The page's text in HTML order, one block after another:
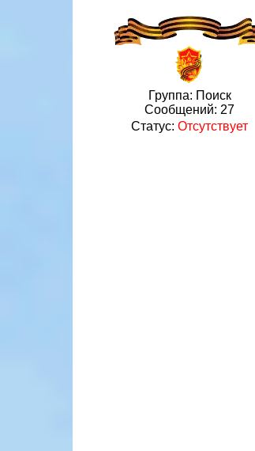
Группа: Поиск
Сообщений: 27
Статус: Отсутствует